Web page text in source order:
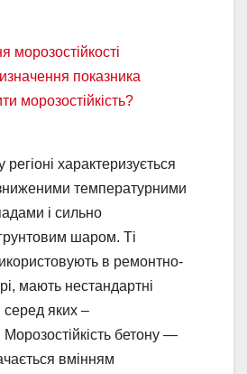
морозостійкості
показника
морозостійкість?
характеризується
температурними
і сильно
шаром. Ті
в ремонтно-
мають нестандартні
серед яких –
Морозостійкість бетону —
вмінням